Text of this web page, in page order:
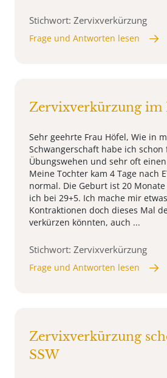
Stichwort: Zervixverkürzung
Frage und Antworten lesen
Zervixverkürzung im
Sehr geehrte Frau Höfel, Wie in
Schwangerschaft habe ich schon
Übungswehen und sehr oft
Meine Tochter kam 4 Tage nach
normal. Die Geburt ist 20
ich bei 29+5. Ich mache mir
Kontraktionen doch dieses Mal
verkürzen könnten, auch ...
Stichwort: Zervixverkürzung
Frage und Antworten lesen
Zervixverkürzung
SSW